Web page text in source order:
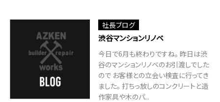
社長ブログ
渋谷マンションリノベ
今日で6月も終わりですね。 昨日は渋
谷のマンションリノベのお引渡しでした
ので お客様との立会い検査に行ってき
ました。 打ちっ放しのコンクリートと造
作家具や木のパ...